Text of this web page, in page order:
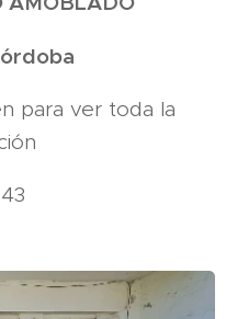
para ver toda la